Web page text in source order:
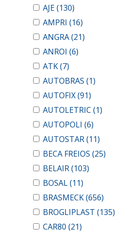
AJE(130)
AMPRI (16)
ANGRA(21)
ANROI (6)
ATK(7)
AUTOBRAS (1)
AUTOFIX(91)
AUTOLETRIC (1)
AUTOPOLI (6)
AUTOSTAR(11)
BECA FREIOS (25)
BELAIR(103)
BOSAL(11)
BRASMECK(656)
BROGLIPLAST (135)
CAR80 (21)